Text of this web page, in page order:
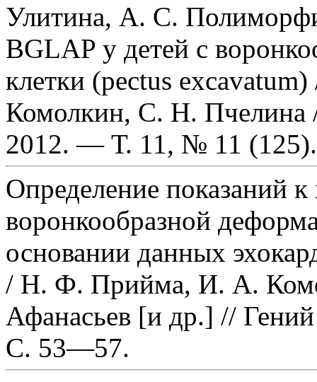
Улитина, А. С.
BGLAP у детей с
клетки (pectus
Комолкин, С. Н. Пчелина
2012. — Т. 11, № 11
Определение показаний
воронкообразной
основании данных
/ Н. Ф. Прийма, И. А.
Афанасьев [и др.] //
С. 53—57.